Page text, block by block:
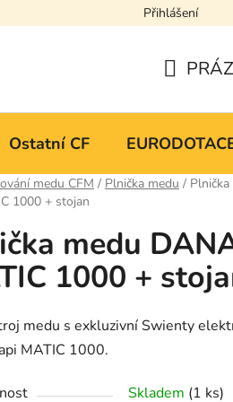
Mapa serveru
Přihlášení
KOŠÍK
Ostatní CF
medu CFM / Plnička medu /
1000 + stojan
medu
1000 +
medu s exkluzivní Swienty
MATIC 1000.
Skladem (1 ks)